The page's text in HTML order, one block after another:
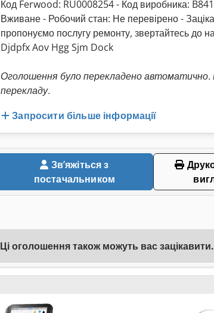
Код Ferwood: RU0008254 - Код виробника:
Вживане - Робочий стан: Не перевірено -
пропонуємо послугу ремонту, звертайтесь до
Djdpfx Aov Hgg Sjm Dock
Оголошення було перекладено автоматично.
перекладу.
Запросити більше інформації
постачальником
Ці оголошення також можуть вас зацікавити.